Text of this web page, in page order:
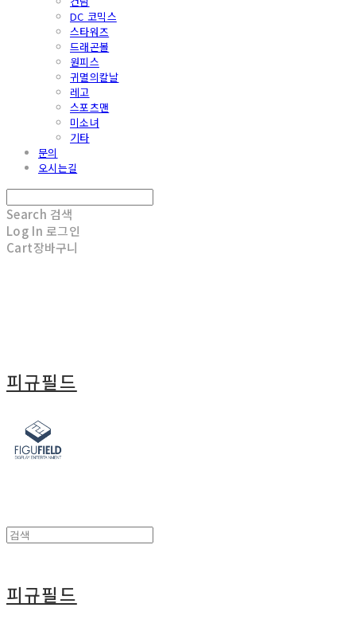
DC 코믹스
스타워즈
드래곤볼
원피스
귀멸의칼날
레고
스포츠맨
미소녀
기타
문의
오시는길
Search 검색
Log In 로그인
Cart장바구니
피규필드
피규필드